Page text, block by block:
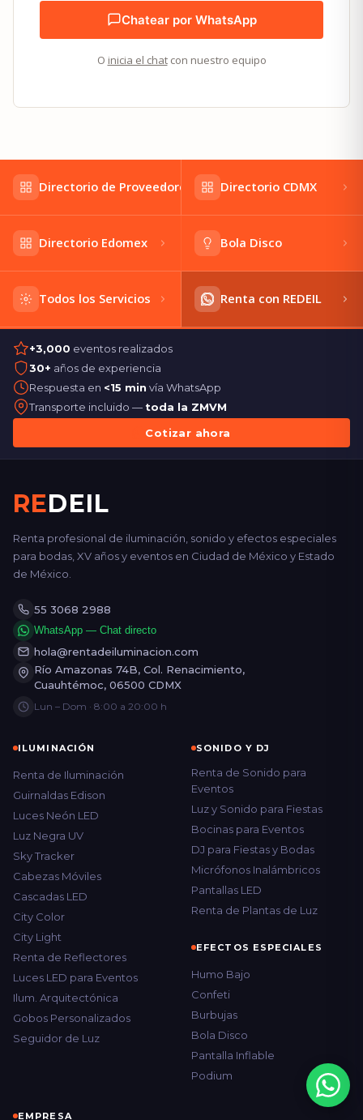
Chatear por WhatsApp
O inicia el chatcon nuestro equipo
Directorio de Proveedores Directorio CDMX
Directorio Edomex Bola Disco
Todos los Servicios Renta con REDEIL
+3,000 eventos realizados
30+ años de experiencia
Respuesta en <15 min vía WhatsApp
Transporte incluido — toda la ZMVM
Cotizar ahora
REDEIL
Renta profesional de iluminación, sonido y efectos especiales
para bodas, XV años y eventos en Ciudad de México y Estado
de México.
55 3068 2988
WhatsApp — Chat directo
hola@rentadeiluminacion.com
Río Amazonas 74B, Col. Renacimiento,
Cuauhtémoc, 06500 CDMX
Lun – Dom · 8:00 a 20:00 h
ILUMINACIÓN
Renta de Iluminación
Guirnaldas Edison
Luces Neón LED
Luz Negra UV
Sky Tracker
Cabezas Móviles
Cascadas LED
City Color
City Light
Renta de Reflectores
Luces LED para Eventos
Ilum. Arquitectónica
Gobos Personalizados
Seguidor de Luz
SONIDO Y DJ
Renta de Sonido para
Eventos
Luz y Sonido para Fiestas
Bocinas para Eventos
DJ para Fiestas y Bodas
Micrófonos Inalámbricos
Pantallas LED
Renta de Plantas de Luz
EFECTOS ESPECIALES
Humo Bajo
Confeti
Burbujas
Bola Disco
Pantalla Inflable
Podium
EMPRESA